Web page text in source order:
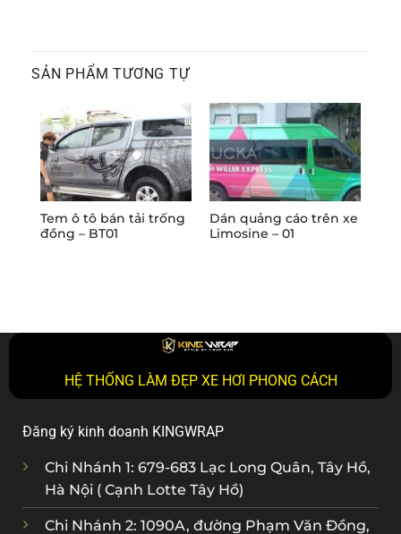
SẢN PHẨM TƯƠNG TỰ
Tem ô tô bán tải trống
đồng – BT01
Dán quảng cáo trên xe
Limosine – 01
HỆ THỐNG LÀM ĐẸP XE HƠI PHONG CÁCH
Đăng ký kinh doanh KINGWRAP
Chi Nhánh 1: 679-683 Lạc Long Quân, Tây Hồ,
Hà Nội ( Cạnh Lotte Tây Hồ)
Chi Nhánh 2: 1090A, đường Phạm Văn Đồng,